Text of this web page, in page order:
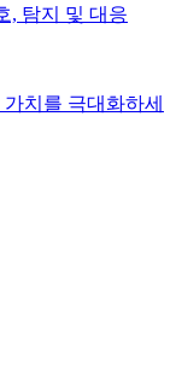
, 탐지 및 대응
치를 극대화하세